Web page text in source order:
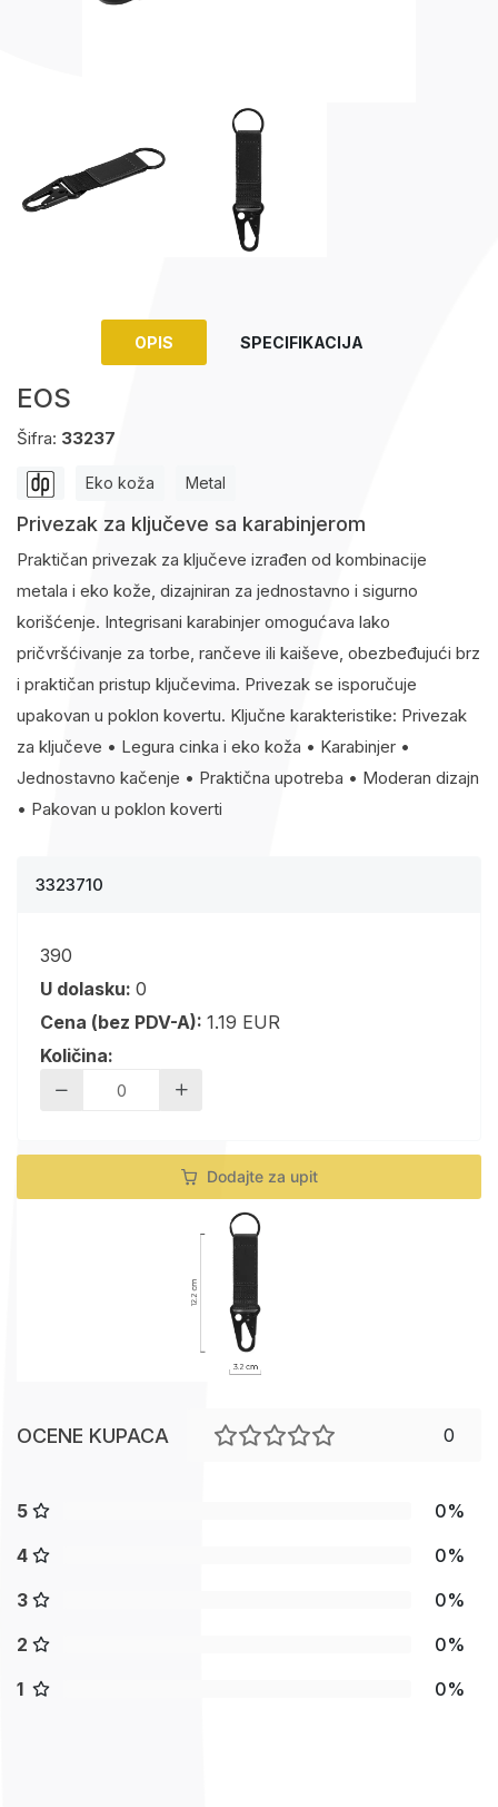
OPIS SPECIFIKACIJA
EOS
Šifra: 33237
Eko koža Metal
Privezak za ključeve sa karabinjerom
Praktičan privezak za ključeve izrađen od kombinacije
metala i eko kože, dizajniran za jednostavno i sigurno
korišćenje. Integrisani karabinjer omogućava lako
pričvršćivanje za torbe, rančeve ili kaiševe, obezbeđujući brz
i praktičan pristup ključevima. Privezak se isporučuje
upakovan u poklon kovertu. Ključne karakteristike: Privezak
za ključeve • Legura cinka i eko koža • Karabinjer •
Jednostavno kačenje • Praktična upotreba • Moderan dizajn
• Pakovan u poklon koverti
3323710
390
U dolasku: 0
Cena (bez PDV-A): 1.19 EUR
Količina:
Dodajte za upit
OCENE KUPACA 0
5
0%
4
0%
3
0%
2
0%
1
0%